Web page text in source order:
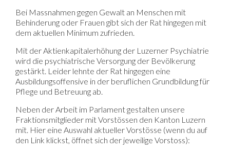
Bei Massnahmen gegen Gewalt an Menschen mit
Behinderung oder Frauen gibt sich der Rat hingegen mit
dem aktuellen Minimum zufrieden.
Mit der Aktienkapitalerhöhung der Luzerner Psychiatrie
wird die psychiatrische Versorgung der Bevölkerung
gestärkt. Leider lehnte der Rat hingegen eine
Ausbildungsoffensive in der beruflichen Grundbildung für
Pflege und Betreuung ab.
Neben der Arbeit im Parlament gestalten unsere
Fraktionsmitglieder mit Vorstössen den Kanton Luzern
mit. Hier eine Auswahl aktueller Vorstösse (wenn du auf
den Link klickst, öffnet sich der jeweilige Vorstoss):